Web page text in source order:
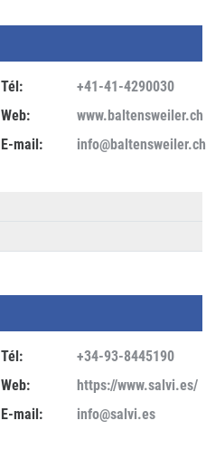
Tél:
+41-41-4290030
Web:
www.baltensweiler.ch
E-mail:
info@baltensweiler.ch
Tél:
+34-93-8445190
Web:
https://www.salvi.es/
E-mail:
info@salvi.es